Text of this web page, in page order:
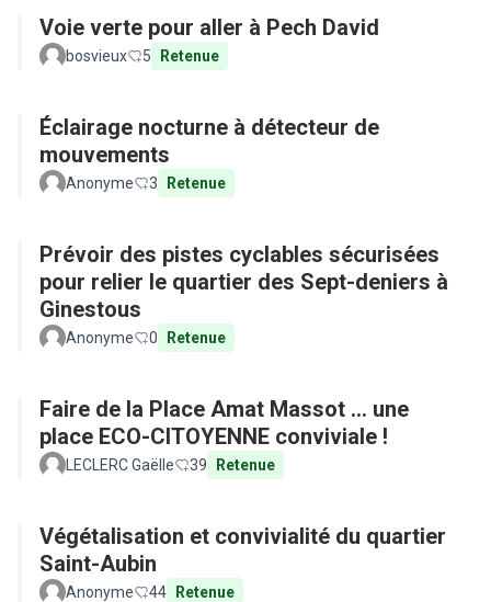
Voie verte pour aller à Pech David
bosvieux 5 Retenue
Éclairage nocturne à détecteur de
mouvements
Anonyme 3 Retenue
Prévoir des pistes cyclables sécurisées
pour relier le quartier des Sept-deniers à
Ginestous
Anonyme 0 Retenue
Faire de la Place Amat Massot ... une
place ECO-CITOYENNE conviviale !
LECLERC Gaëlle 39 Retenue
Végétalisation et convivialité du quartier
Saint-Aubin
Anonyme 44 Retenue